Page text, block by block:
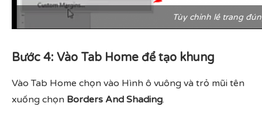
Tùy chỉnh lề trang
Bước 4: Vào Tab Home để tạo khung
Vào Tab Home chọn vào Hình ô vuông và trỏ mũi tên
xuống chọn Borders And Shading.